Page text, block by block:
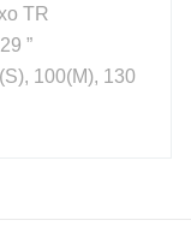
TR
”
100(M), 130